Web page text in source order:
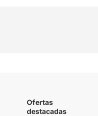
Ofertas
destacadas